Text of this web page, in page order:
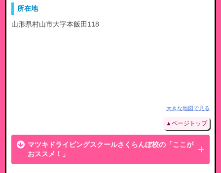
所在地
山形県村山市大字本飯田118
大きな地図で見る
▲ページトップ
マツキドライビングスクールさくらんぼ校の「ここが
おススメ！」